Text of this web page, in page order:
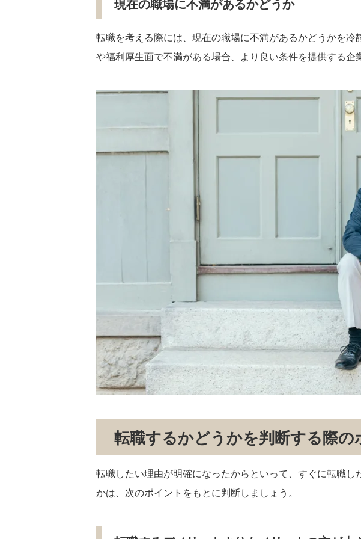
転職を考える際には、現在の職場に不満があるかどうかを
や福利厚生面で不満がある場合、より良い条件を提供する企
転職するかどうかを判断する際の
転職したい理由が明確になったからといって、すぐに転職
かは、次のポイントをもとに判断しましょう。